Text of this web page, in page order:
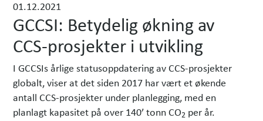
h
e
e
r
01.12.2021
GCCSI: Betydelig økning av
CCS-prosjekter i utvikling
I GCCSIs årlige statusoppdatering av CCS-prosjekter
globalt, viser at det siden 2017 har vært et økende
antall CCS-prosjekter under planlegging, med en
planlagt kapasitet på over 140’ tonn CO2 per år.